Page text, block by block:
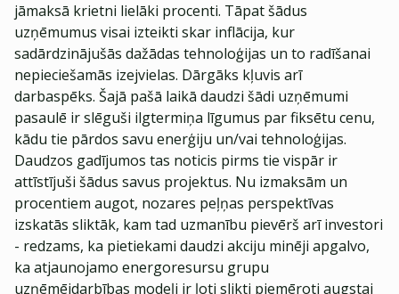
jāmaksā krietni lielāki procenti. Tāpat šādus
uzņēmumus visai izteikti skar inflācija, kur
sadārdzinājušās dažādas tehnoloģijas un to radīšanai
nepieciešamās izejvielas. Dārgāks kļuvis arī
darbaspēks. Šajā pašā laikā daudzi šādi uzņēmumi
pasaulē ir slēguši ilgtermiņa līgumus par fiksētu cenu,
kādu tie pārdos savu enerģiju un/vai tehnoloģijas.
Daudzos gadījumos tas noticis pirms tie vispār ir
attīstījuši šādus savus projektus. Nu izmaksām un
procentiem augot, nozares peļņas perspektīvas
izskatās sliktāk, kam tad uzmanību pievērš arī investori
- redzams, ka pietiekami daudzi akciju minēji apgalvo,
ka atjaunojamo energoresursu grupu
uzņēmējdarbības modeļi ir ļoti slikti piemēroti augstai